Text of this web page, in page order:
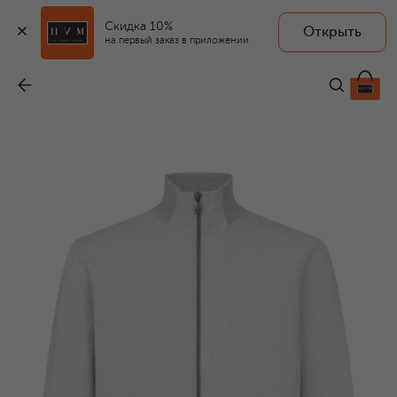
Скидка 10%
на первый заказ в приложении
Открыть
54 400 ₽